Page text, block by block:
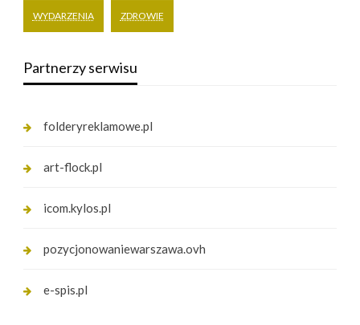
WYDARZENIA ZDROWIE
Partnerzy serwisu
folderyreklamowe.pl
art-flock.pl
icom.kylos.pl
pozycjonowaniewarszawa.ovh
e-spis.pl